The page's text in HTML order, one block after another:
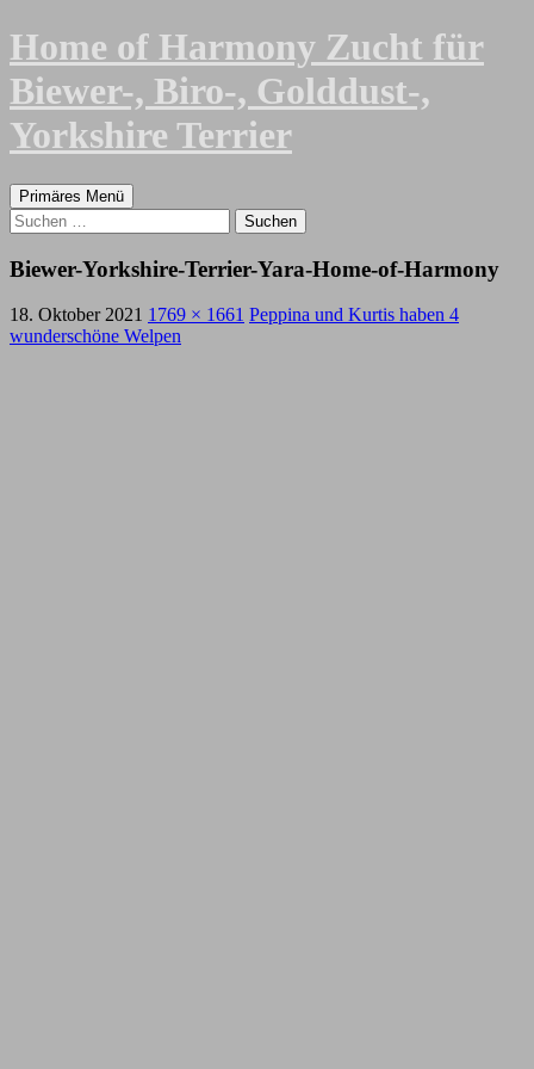
Zum
Inhalt
springen
Home of Harmony Zucht für
Biewer-, Biro-, Golddust-,
Yorkshire Terrier
Suchen
Primäres Menü
Suchen
nach:
Biewer-Yorkshire-Terrier-Yara-Home-of-Harmony
18. Oktober 2021 1769 × 1661 Peppina und Kurtis haben 4
wunderschöne Welpen